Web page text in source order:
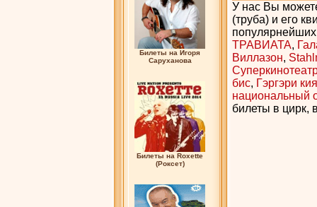
Билеты на Игоря
Саруханова
Билеты на Roxette
(Роксет)
У нас Вы
(труба) и его
ТРАВИАТА,
Виллазон,
бис, Гэргэри
национальный
билеты в цирк,